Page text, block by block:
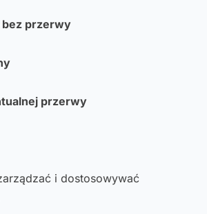
przerwy
przerwy
i dostosowywać